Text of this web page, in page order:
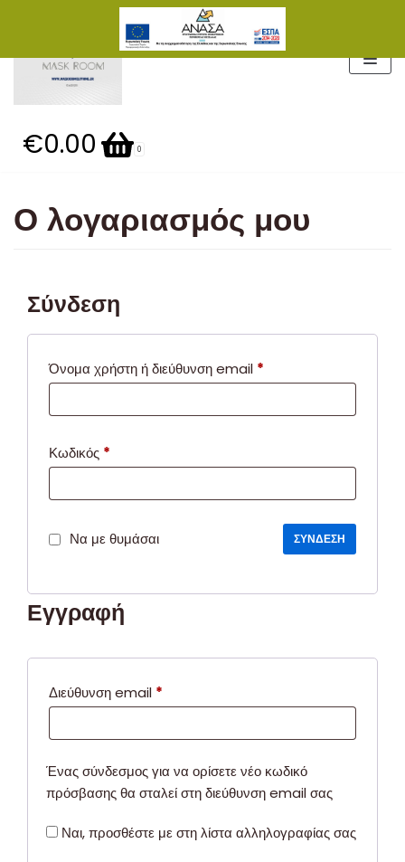
περιεχόμενο
€0.00 0
Ο λογαριασμός μου
Σύνδεση
Όνομα χρήστη ή διεύθυνση email *
Κωδικός *
Να με θυμάσαι ΣΎΝΔΕΣΗ
Εγγραφή
Διεύθυνση email *
Ένας σύνδεσμος για να ορίσετε νέο κωδικό
πρόσβασης θα σταλεί στη διεύθυνση email σας
Ναι, προσθέστε με στη λίστα αλληλογραφίας σας